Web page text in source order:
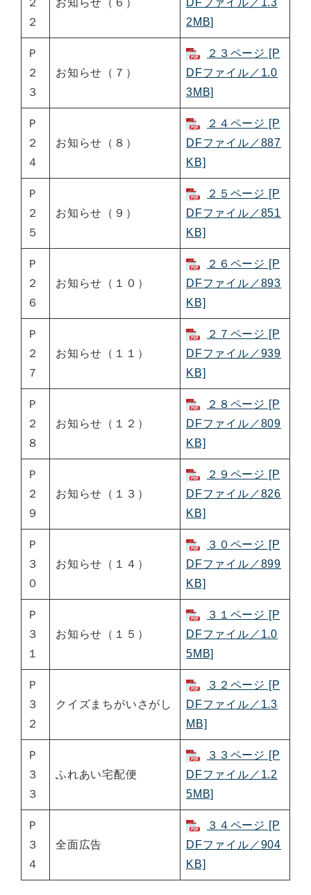
２
２
お知らせ（６）
DFファイル／1.3
2MB]
Ｐ
２
３
お知らせ（７）
２３ページ [P
DFファイル／1.0
3MB]
Ｐ
２
４
お知らせ（８）
２４ページ [P
DFファイル／887
KB]
Ｐ
２
５
お知らせ（９）
２５ページ [P
DFファイル／851
KB]
Ｐ
２
６
お知らせ（１０）
２６ページ [P
DFファイル／893
KB]
Ｐ
２
７
お知らせ（１１）
２７ページ [P
DFファイル／939
KB]
Ｐ
２
８
お知らせ（１２）
２８ページ [P
DFファイル／809
KB]
Ｐ
２
９
お知らせ（１３）
２９ページ [P
DFファイル／826
KB]
Ｐ
３
０
お知らせ（１４）
３０ページ [P
DFファイル／899
KB]
Ｐ
３
１
お知らせ（１５）
３１ページ [P
DFファイル／1.0
5MB]
Ｐ
３
２
クイズまちがいさがし
３２ページ [P
DFファイル／1.3
MB]
Ｐ
３
３
ふれあい宅配便
３３ページ [P
DFファイル／1.2
5MB]
Ｐ
３
４
全面広告
３４ページ [P
DFファイル／904
KB]